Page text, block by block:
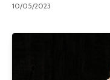
10/05/2023